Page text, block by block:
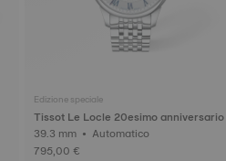
Edizione speciale
Tissot Le Locle 20esimo anniversario
39.3 mm • Automatico
795,00 €